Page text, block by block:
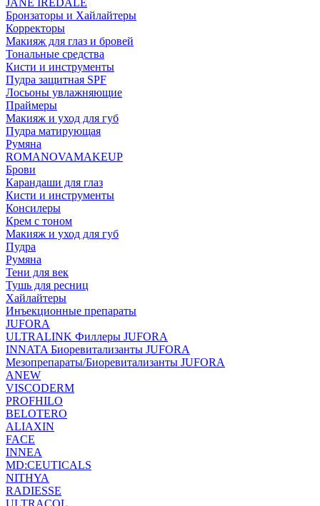
JANE IREDALE
Бронзаторы и Хайлайтеры
Корректоры
Макияж для глаз и бровей
Тональные средства
Кисти и инструменты
Пудра защитная SPF
Лосьоны увлажняющие
Праймеры
Макияж и уход для губ
Пудра матирующая
Румяна
ROMANOVAMAKEUP
Брови
Карандаши для глаз
Кисти и инструменты
Консилеры
Крем с тоном
Макияж и уход для губ
Пудра
Румяна
Тени для век
Тушь для ресниц
Хайлайтеры
Инъекционные препараты
JUFORA
ULTRALINK Филлеры JUFORA
INNATA Биоревитализанты JUFORA
Мезопрепараты/Биоревитализанты JUFORA
ANEW
VISCODERM
PROFHILO
BELOTERO
ALIAXIN
FACE
INNEA
MD:CEUTICALS
NITHYA
RADIESSE
ULTRACOL